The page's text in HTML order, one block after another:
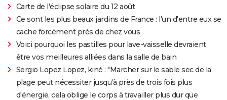
Carte de l'éclipse solaire du 12 août
Ce sont les plus beaux jardins de France : l'un d'entre eux se
cache forcément près de chez vous
Voici pourquoi les pastilles pour lave-vaisselle devraient
être vos meilleures alliées dans la salle de bain
Sergio Lopez Lopez, kiné : "Marcher sur le sable sec de la
plage peut nécessiter jusqu'à près de trois fois plus
d'énergie, cela oblige le corps à travailler plus dur que